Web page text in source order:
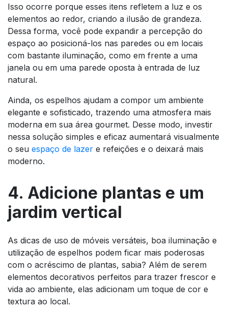
Isso ocorre porque esses itens refletem a luz e os
elementos ao redor, criando a ilusão de grandeza.
Dessa forma, você pode expandir a percepção do
espaço ao posicioná-los nas paredes ou em locais
com bastante iluminação, como em frente a uma
janela ou em uma parede oposta à entrada de luz
natural.
Ainda, os espelhos ajudam a compor um ambiente
elegante e sofisticado, trazendo uma atmosfera mais
moderna em sua área gourmet. Desse modo, investir
nessa solução simples e eficaz aumentará visualmente
o seu espaço de lazer e refeições e o deixará mais
moderno.
4. Adicione plantas e um
jardim vertical
As dicas de uso de móveis versáteis, boa iluminação e
utilização de espelhos podem ficar mais poderosas
com o acréscimo de plantas, sabia? Além de serem
elementos decorativos perfeitos para trazer frescor e
vida ao ambiente, elas adicionam um toque de cor e
textura ao local.